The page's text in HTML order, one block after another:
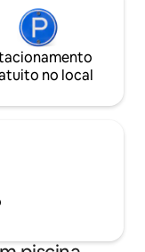
no local